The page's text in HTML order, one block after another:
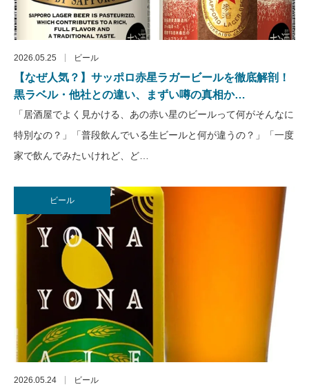
2026.05.25 ビール
【なぜ人気？】サッポロ赤星ラガービールを徹底解剖！
黒ラベル・他社との違い、まずい噂の真相か…
「居酒屋でよく見かける、あの赤い星のビールって何がそんなに
特別なの？」「普段飲んでいる生ビールと何が違うの？」「一度
家で飲んでみたいけれど、ど…
ビール
2026.05.24 ビール